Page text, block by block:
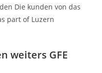
Die kunden von das
part of Luzern
weiters GFE